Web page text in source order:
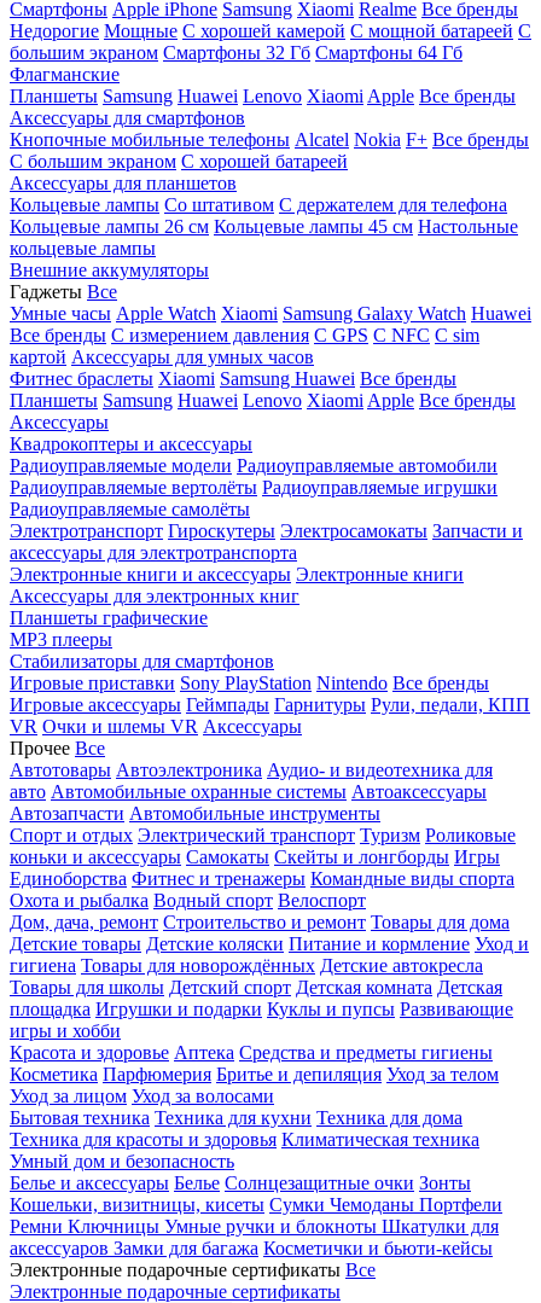
Смартфоны Apple iPhone Samsung Xiaomi Realme Все бренды
Недорогие Мощные С хорошей камерой С мощной батареей С
большим экраном Смартфоны 32 Гб Смартфоны 64 Гб
Флагманские
Планшеты Samsung Huawei Lenovo Xiaomi Apple Все бренды
Аксессуары для смартфонов
Кнопочные мобильные телефоны Alcatel Nokia F+ Все бренды
С большим экраном С хорошей батареей
Аксессуары для планшетов
Кольцевые лампы Со штативом C держателем для телефона
Кольцевые лампы 26 см Кольцевые лампы 45 см Настольные
кольцевые лампы
Внешние аккумуляторы
Гаджеты Все
Умные часы Apple Watch Xiaomi Samsung Galaxy Watch Huawei
Все бренды C измерением давления C GPS C NFC C sim
картой Аксессуары для умных часов
Фитнес браслеты Xiaomi Samsung Huawei Все бренды
Планшеты Samsung Huawei Lenovo Xiaomi Apple Все бренды
Аксессуары
Квадрокоптеры и аксессуары
Радиоуправляемые модели Радиоуправляемые автомобили
Радиоуправляемые вертолёты Радиоуправляемые игрушки
Радиоуправляемые самолёты
Электротранспорт Гироскутеры Электросамокаты Запчасти и
аксессуары для электротранспорта
Электронные книги и аксессуары Электронные книги
Аксессуары для электронных книг
Планшеты графические
MP3 плееры
Стабилизаторы для смартфонов
Игровые приставки Sony PlayStation Nintendo Все бренды
Игровые аксессуары Геймпады Гарнитуры Рули, педали, КПП
VR Очки и шлемы VR Аксессуары
Прочее Все
Автотовары Автоэлектроника Аудио- и видеотехника для
авто Автомобильные охранные системы Автоаксессуары
Автозапчасти Автомобильные инструменты
Спорт и отдых Электрический транспорт Туризм Роликовые
коньки и аксессуары Самокаты Скейты и лонгборды Игры
Единоборства Фитнес и тренажеры Командные виды спорта
Охота и рыбалка Водный спорт Велоспорт
Дом, дача, ремонт Строительство и ремонт Товары для дома
Детские товары Детские коляски Питание и кормление Уход и
гигиена Товары для новорождённых Детские автокресла
Товары для школы Детский спорт Детская комната Детская
площадка Игрушки и подарки Куклы и пупсы Развивающие
игры и хобби
Красота и здоровье Аптека Средства и предметы гигиены
Косметика Парфюмерия Бритье и депиляция Уход за телом
Уход за лицом Уход за волосами
Бытовая техника Техника для кухни Техника для дома
Техника для красоты и здоровья Климатическая техника
Умный дом и безопасность
Белье и аксессуары Белье Солнцезащитные очки Зонты
Кошельки, визитницы, кисеты Сумки Чемоданы Портфели
Ремни Ключницы Умные ручки и блокноты Шкатулки для
аксессуаров Замки для багажа Косметички и бьюти-кейсы
Электронные подарочные сертификаты Все
Электронные подарочные сертификаты